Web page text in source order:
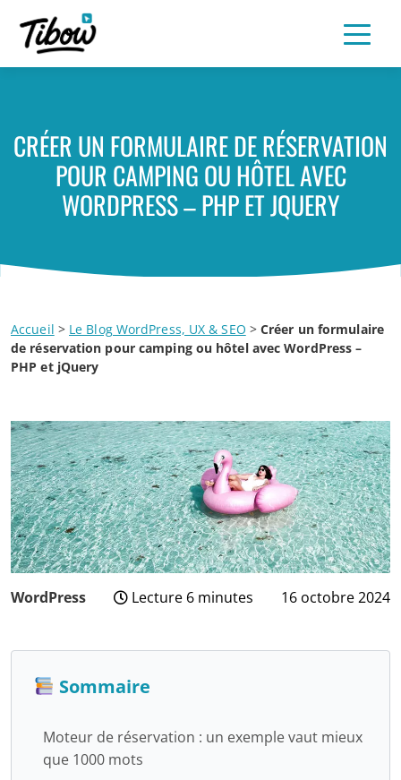
CRÉER UN FORMULAIRE DE RÉSERVATION
POUR CAMPING OU HÔTEL AVEC
WORDPRESS – PHP ET JQUERY
Accueil > Le Blog WordPress, UX & SEO >Créer un formulaire
de réservation pour camping ou hôtel avec WordPress –
PHP et jQuery
WordPress Lecture 6 minutes 16 octobre 2024
27
2024
Sommaire
Moteur de réservation : un exemple vaut mieux
que 1000 mots